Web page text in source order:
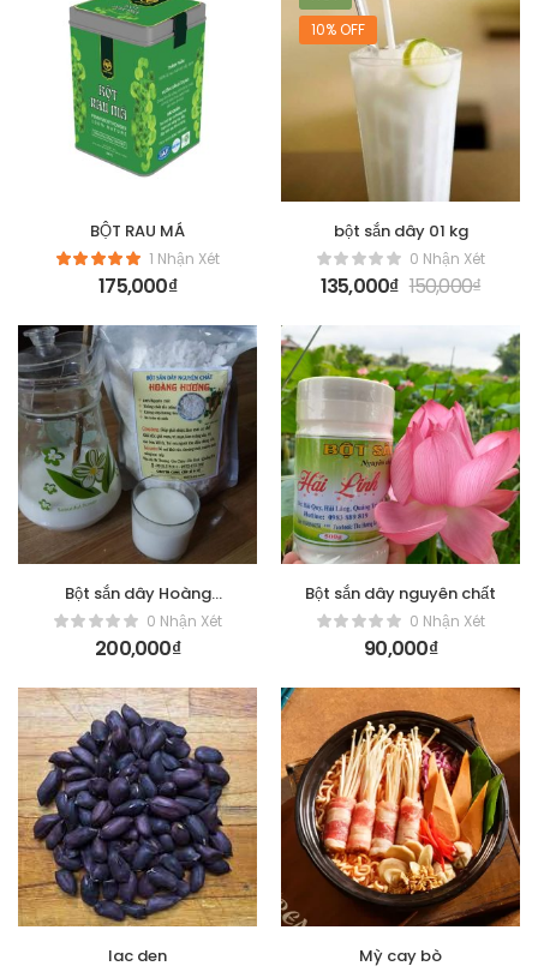
BỘT RAU MÁ
1 Nhận Xét
175,000₫
10% OFF
bột sắn dây 01 kg
0 Nhận Xét
135,000₫ 150,000₫
Bột sắn dây Hoàng
Hương0 Nhận Xét
200,000₫
Bột sắn dây nguyên chất
0 Nhận Xét
90,000₫
lac den Mỳ cay bò